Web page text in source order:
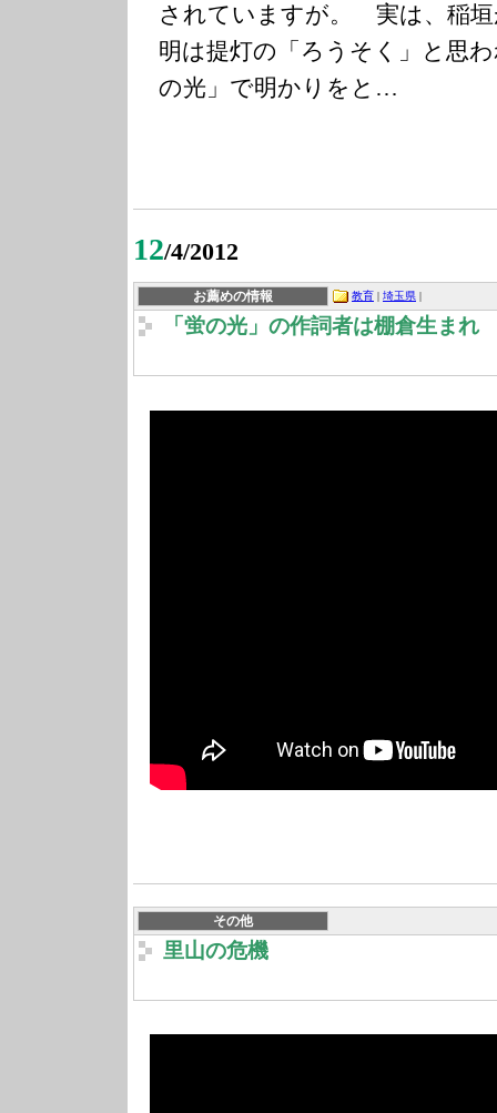
されていますが。 実は、稲
明は提灯の「ろうそく」と思
の光」で明かりをと…
12/4/2012
お薦めの情報 教育 | 埼玉県 |
「蛍の光」の作詞者は棚倉生まれ
その他
里山の危機